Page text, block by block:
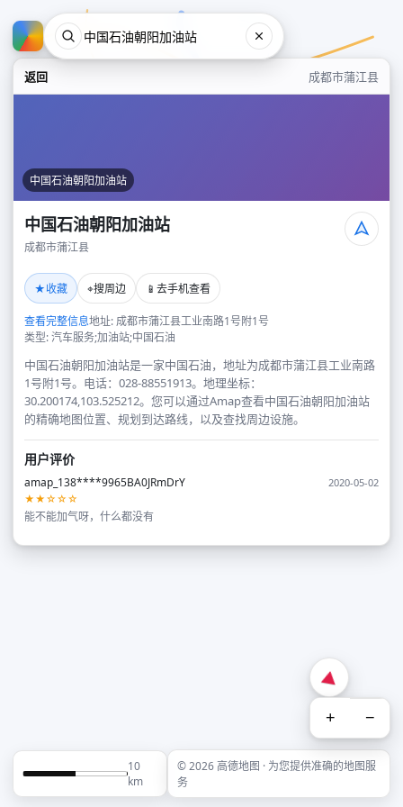
返回 成都市蒲江县
中国石油朝阳加油站
中国石油朝阳加油站
成都市蒲江县
★收藏 ⌖搜周边 📱 去手机查看
查看完整信息地址: 成都市蒲江县工业南路1号附1号
类型: 汽车服务;加油站;中国石油
中国石油朝阳加油站是一家中国石油，地址为成都市蒲江县工业南路
1号附1号。电话：028-88551913。地理坐标：
30.200174,103.525212。您可以通过Amap查看中国石油朝阳加油站
的精确地图位置、规划到达路线，以及查找周边设施。
用户评价
amap_138****9965BA0JRmDrY
2020-05-02
★★☆☆☆
能不能加气呀，什么都没有
+ −
10
km
© 2026 高德地图 · 为您提供准确的地图服
务